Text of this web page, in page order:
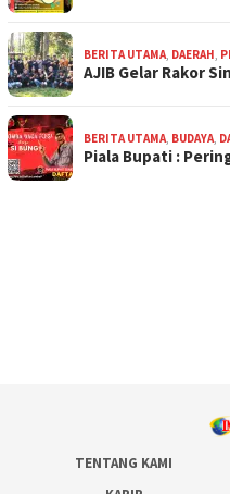
BERITA UTAMA, DAERAH,
AJIB Gelar Rakor
BERITA UTAMA, BUDAYA,
Piala Bupati :
TENTANG KAMI